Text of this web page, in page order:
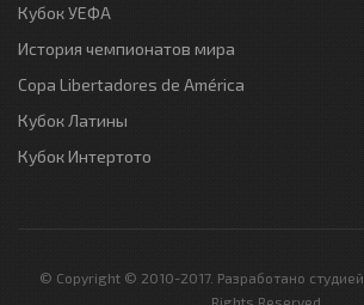
Кубок УЕФА
История чемпионатов мира
Copa Libertadores de América
Кубок Латины
Кубок Интертото
© Copyright © 2010-2017. Разработано студией
Rights Reserved.